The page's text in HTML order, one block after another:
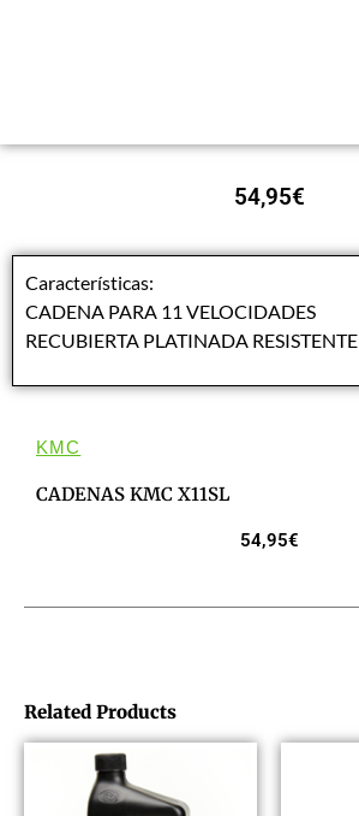
54,95€
Características:
CADENA PARA 11 VELOCIDADES
RECUBIERTA PLATINADA RESISTENTE
KMC
CADENAS KMC X11SL
54,95€
Related Products